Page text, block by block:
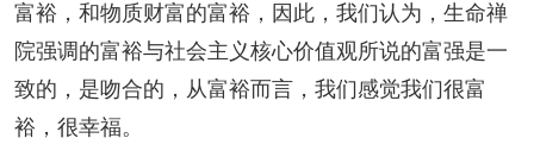
富裕，和物质财富的富裕，因此，我们认为，生命禅
院强调的富裕与社会主义核心价值观所说的富强是一
致的，是吻合的，从富裕而言，我们感觉我们很富
裕，很幸福。